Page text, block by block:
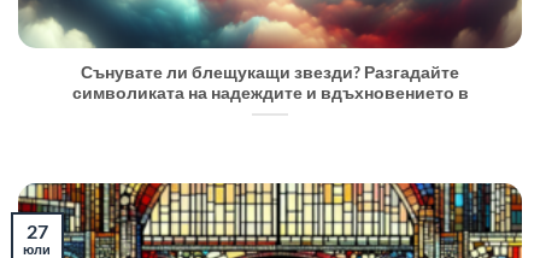
Сънувате ли блещукащи звезди? Разгадайте
символиката на надеждите и вдъхновението в
27
юли